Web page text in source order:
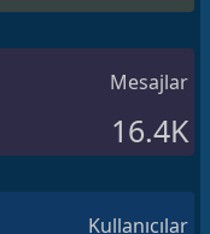
Mesajlar
16.4K
Kullanıcılar